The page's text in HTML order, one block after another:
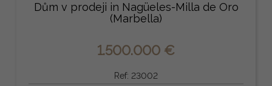
Dům v prodeji in Nagüeles-Milla de Oro
(Marbella)
1.500.000 €
Ref: 23002